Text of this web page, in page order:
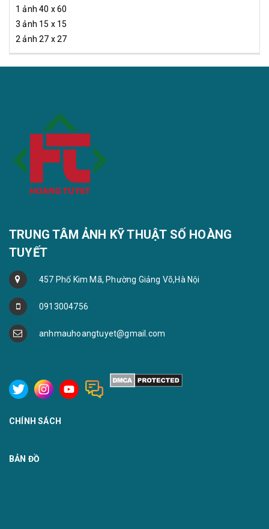
1 ảnh 40 x 60
3 ảnh 15 x 15
2 ảnh 27 x 27
TRUNG TÂM ẢNH KỸ THUẬT SỐ HOÀNG
TUYẾT
457 Phố Kim Mã, Phường Giảng Võ,Hà Nội
0913004756
anhmauhoangtuyet@gmail.com
CHÍNH SÁCH
BẢN ĐỒ